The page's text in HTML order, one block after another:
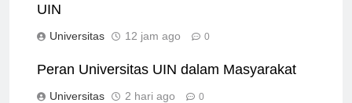
UIN
Universitas 12 jam ago 0
Peran Universitas UIN dalam Masyarakat
Universitas 2 hari ago 0